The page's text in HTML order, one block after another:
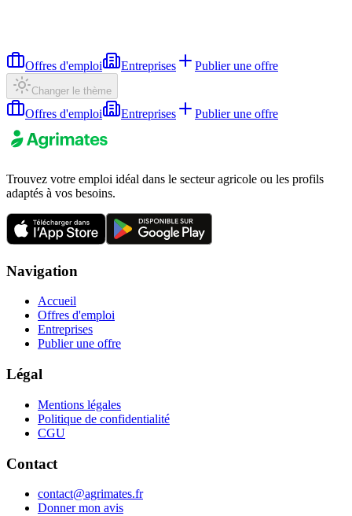
Offres d'emploi Entreprises Publier une offre
Changer le thème
Offres d'emploi Entreprises Publier une offre
Trouvez votre emploi idéal dans le secteur agricole ou les profils
adaptés à vos besoins.
Navigation
Accueil
Offres d'emploi
Entreprises
Publier une offre
Légal
Mentions légales
Politique de confidentialité
CGU
Contact
contact@agrimates.fr
Donner mon avis